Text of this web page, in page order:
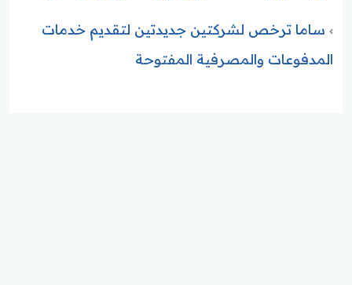
ساما ترخص لشركتين جديدتين لتقديم خدمات
المدفوعات والمصرفية المفتوحة